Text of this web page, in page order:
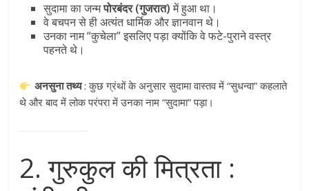
सुदामा का जन्मपोरबंदर (गुजरात)में हुआ था।
वे बचपन से ही अत्यंत धार्मिक और ज्ञानवान थे।
उनका नाम “कुचेला” इसलिए पड़ा क्योंकि वे फटे-पुराने वस्त्र
पहनते थे।
अनसुना तथ्य: कुछ ग्रंथों के अनुसार सुदामा वास्तव में “सुधन्वा” कहलाते
थे और बाद में लोक परंपरा में उनका नाम “सुदामा” पड़ा।
2. गुरुकुल की मित्रता :